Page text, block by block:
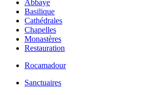
Abbaye
Basilique
Cathédrales
Chapelles
Monastères
Restauration
Rocamadour
Sanctuaires